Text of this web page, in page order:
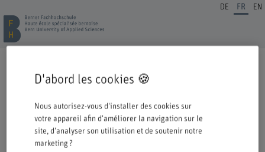
DE FR EN
Cordiale bienvenue à la BFH. Vous avez opté pour une formation ou un
Veuillez prendre connaissance des informations ci-dessous concernant le
processus d'inscription.
Authentification avec Switch edu-ID
D'abord les cookies 🍪
Nous autorisez-vous d'installer des cookies sur
votre appareil afin d'améliorer la navigation sur le
site, d'analyser son utilisation et de soutenir notre
marketing ?